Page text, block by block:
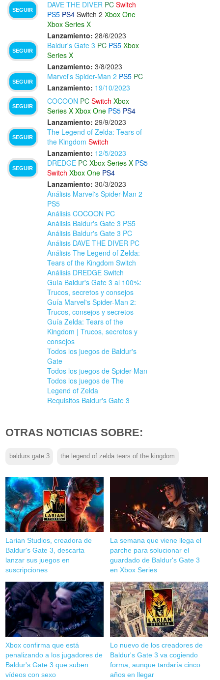
SEGUIR
DAVE THE DIVER PC Switch
PS5 PS4 Switch 2 Xbox One
Xbox Series X
Lanzamiento: 28/6/2023
SEGUIR
Baldur's Gate 3 PC PS5 Xbox
Series X
Lanzamiento: 3/8/2023
SEGUIR
Marvel's Spider-Man 2 PS5 PC
Lanzamiento: 19/10/2023
SEGUIR
COCOON PC Switch Xbox
Series X Xbox One PS5 PS4
Lanzamiento: 29/9/2023
SEGUIR
The Legend of Zelda: Tears of
the Kingdom Switch
Lanzamiento: 12/5/2023
SEGUIR
DREDGE PC Xbox Series X PS5
Switch Xbox One PS4
Lanzamiento: 30/3/2023
Análisis Marvel's Spider-Man 2
PS5
Análisis COCOON PC
Análisis Baldur's Gate 3 PS5
Análisis Baldur's Gate 3 PC
Análisis DAVE THE DIVER PC
Análisis The Legend of Zelda:
Tears of the Kingdom Switch
Análisis DREDGE Switch
Guía Baldur's Gate 3 al 100%:
Trucos, secretos y consejos
Guía Marvel's Spider-Man 2:
Trucos, consejos y secretos
Guía Zelda: Tears of the
Kingdom | Trucos, secretos y
consejos
Todos los juegos de Baldur's
Gate
Todos los juegos de Spider-Man
Todos los juegos de The
Legend of Zelda
Requisitos Baldur's Gate 3
OTRAS NOTICIAS SOBRE:
baldurs gate 3 the legend of zelda tears of the kingdom
Larian Studios, creadora de
Baldur's Gate 3, descarta
lanzar sus juegos en
suscripciones
La semana que viene llega el
parche para solucionar el
guardado de Baldur's Gate 3
en Xbox Series
Xbox confirma que está
penalizando a los jugadores de
Baldur's Gate 3 que suben
vídeos con sexo
Lo nuevo de los creadores de
Baldur's Gate 3 va cogiendo
forma, aunque tardaría cinco
años en llegar